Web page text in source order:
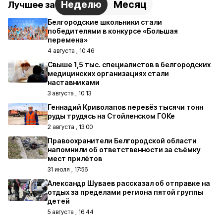
Лучшее за Неделю Месяц
Белгородские школьники стали
победителями в конкурсе «Большая
перемена»
4 августа , 10:46
Свыше 1,5 тыс. специалистов в белгородских
медицинских организациях стали
наставниками
3 августа , 10:13
Геннадий Криволапов перевёз тысячи тонн
руды трудясь на Стойленском ГОКе
2 августа , 13:00
Правоохранители Белгородской области
напомнили об ответственности за съёмку
мест прилётов
31 июля , 17:56
Александр Шуваев рассказал об отправке на
отдых за пределами региона пятой группы
детей
5 августа , 16:44